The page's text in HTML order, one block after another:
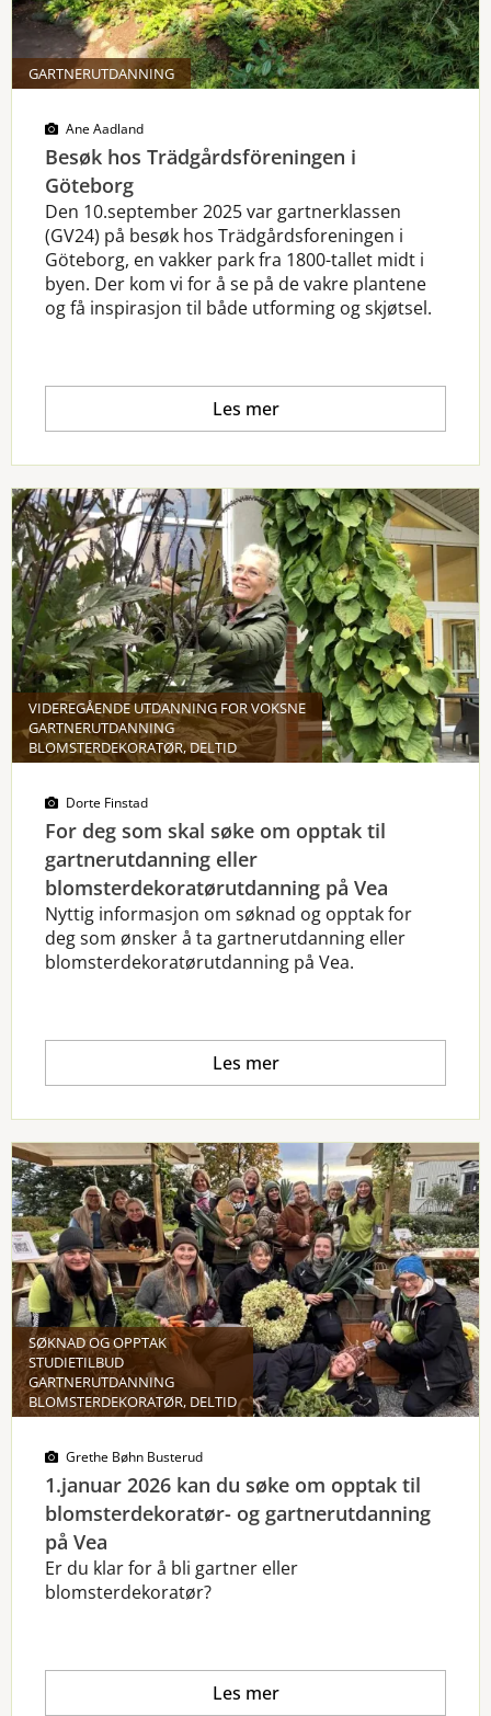
GARTNERUTDANNING
Ane Aadland
Besøk hos Trädgårdsföreningen i
Göteborg
Den 10.september 2025 var gartnerklassen
(GV24) på besøk hos Trädgårdsforeningen i
Göteborg, en vakker park fra 1800-tallet midt i
byen. Der kom vi for å se på de vakre plantene
og få inspirasjon til både utforming og skjøtsel.
Les mer
VIDEREGÅENDE UTDANNING FOR VOKSNE
GARTNERUTDANNING
BLOMSTERDEKORATØR, DELTID
Dorte Finstad
For deg som skal søke om opptak til
gartnerutdanning eller
blomsterdekoratørutdanning på Vea
Nyttig informasjon om søknad og opptak for
deg som ønsker å ta gartnerutdanning eller
blomsterdekoratørutdanning på Vea.
Les mer
SØKNAD OG OPPTAK
STUDIETILBUD
GARTNERUTDANNING
BLOMSTERDEKORATØR, DELTID
Grethe Bøhn Busterud
1.januar 2026 kan du søke om opptak til
blomsterdekoratør- og gartnerutdanning
på Vea
Er du klar for å bli gartner eller
blomsterdekoratør?
Les mer